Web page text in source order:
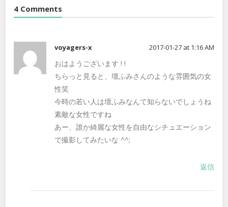
4 Comments
voyagers-x 2017-01-27 at 1:16 AM
おはようございます ! !
ちらっと見ると、壇ふみさんのような雰囲気の女
性笑
今時の若い人は壇ふみなんて知らないでしょうね
素敵な女性ですね
あー、誰か綺麗な女性を自由なシチュエーション
で撮影してみたいな ^^;
返信